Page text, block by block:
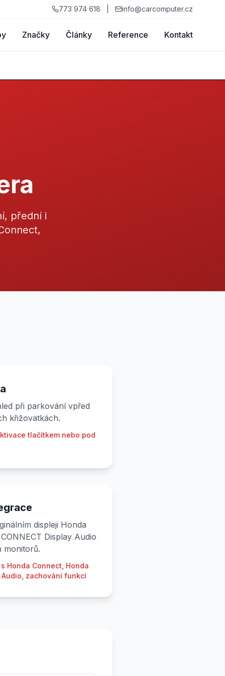
773 974 618 info@carcomputer.cz
Značky Články Reference Kontakt
přední i
při parkování vpřed
křižovatkách.
tlačítkem nebo pod
displeji Honda
Display Audio
monitorů.
Honda Connect, Honda
Audio, zachování funkcí